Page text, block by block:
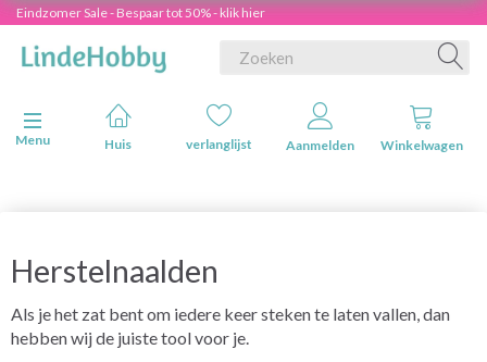
Eindzomer Sale - Bespaar tot 50% - klik hier
Navigatie in-/uitschakelen
Menu
Huis verlanglijst Aanmelden Winkelwagen
Herstelnaalden
Als je het zat bent om iedere keer steken te laten vallen, dan
hebben wij de juiste tool voor je.